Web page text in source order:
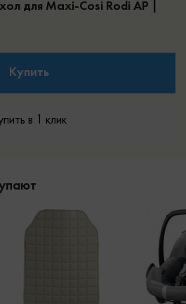
для Maxi-Cosi Rodi AP |
Купить
в 1 клик